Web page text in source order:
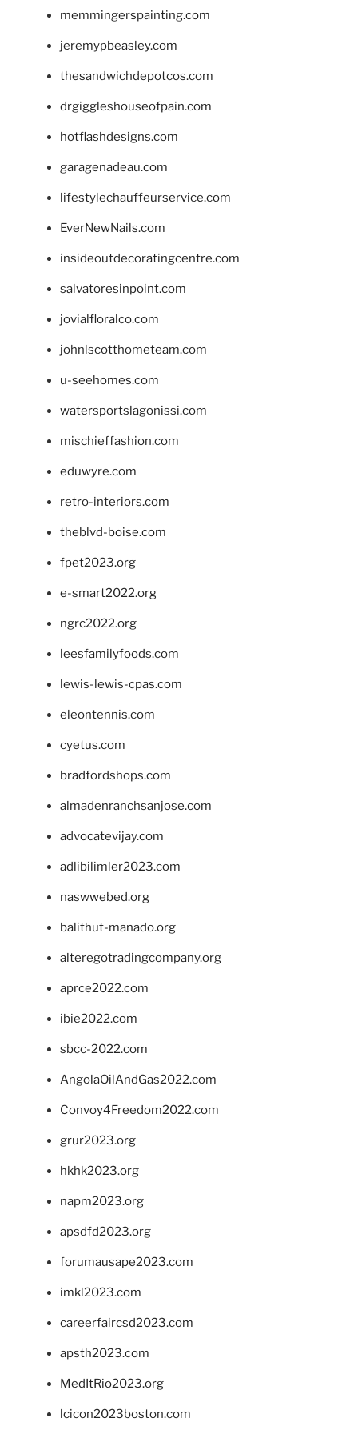
memmingerspainting.com
jeremypbeasley.com
thesandwichdepotcos.com
drgiggleshouseofpain.com
hotflashdesigns.com
garagenadeau.com
lifestylechauffeurservice.com
EverNewNails.com
insideoutdecoratingcentre.com
salvatoresinpoint.com
jovialfloralco.com
johnlscotthometeam.com
u-seehomes.com
watersportslagonissi.com
mischieffashion.com
eduwyre.com
retro-interiors.com
theblvd-boise.com
fpet2023.org
e-smart2022.org
ngrc2022.org
leesfamilyfoods.com
lewis-lewis-cpas.com
eleontennis.com
cyetus.com
bradfordshops.com
almadenranchsanjose.com
advocatevijay.com
adlibilimler2023.com
naswwebed.org
balithut-manado.org
alteregotradingcompany.org
aprce2022.com
ibie2022.com
sbcc-2022.com
AngolaOilAndGas2022.com
Convoy4Freedom2022.com
grur2023.org
hkhk2023.org
napm2023.org
apsdfd2023.org
forumausape2023.com
imkl2023.com
careerfaircsd2023.com
apsth2023.com
MedItRio2023.org
lcicon2023boston.com